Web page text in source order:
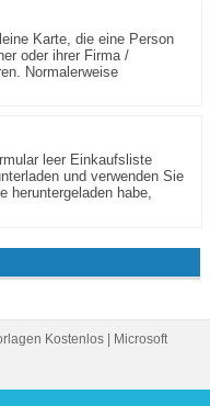
Karte, die eine Person
oder ihrer Firma /
Normalerweise
leer Einkaufsliste
und verwenden Sie
heruntergeladen habe,
Kostenlos | Microsoft